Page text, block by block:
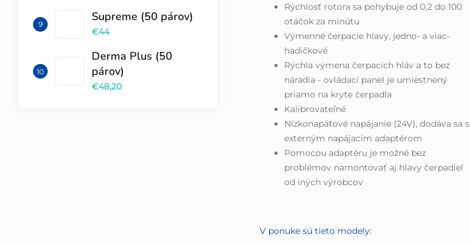
Supreme (50 párov)
€44
Derma Plus (50
párov)
€48,20
Rýchlosť rotora sa pohybuje od 0,2 do 100
otáčok za minútu
Výmenné čerpacie hlavy, jedno- a viac-
hadičkové
Rýchla výmena čerpacích hláv a to bez
náradia - ovládací panel je umiestnený
priamo na kryte čerpadla
Kalibrovateľné
Nízkonapäťové napájanie (24V), dodáva sa s
externým napájacím adaptérom
Pomocou adaptéru je možné bez
problémov namontovať aj hlavy čerpadiel
od iných výrobcov
V ponuke sú tieto modely: